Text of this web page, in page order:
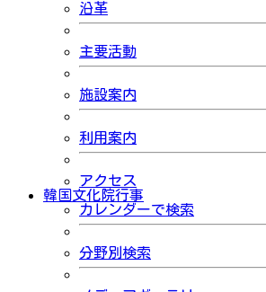
沿革
主要活動
施設案内
利用案内
アクセス
韓国文化院行事
カレンダーで検索
分野別検索